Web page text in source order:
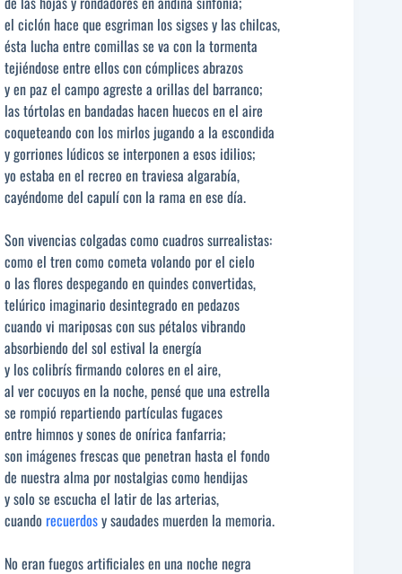
el ciclón hace que esgriman los sigses y las chilcas,
ésta lucha entre comillas se va con la tormenta
tejiéndose entre ellos con cómplices abrazos
y en paz el campo agreste a orillas del barranco;
las tórtolas en bandadas hacen huecos en el aire
coqueteando con los mirlos jugando a la escondida
y gorriones lúdicos se interponen a esos idilios;
yo estaba en el recreo en traviesa algarabía,
cayéndome del capulí con la rama en ese día.
Son vivencias colgadas como cuadros surrealistas:
como el tren como cometa volando por el cielo
o las flores despegando en quindes convertidas,
telúrico imaginario desintegrado en pedazos
cuando vi mariposas con sus pétalos vibrando
absorbiendo del sol estival la energía
y los colibrís firmando colores en el aire,
al ver cocuyos en la noche, pensé que una estrella
se rompió repartiendo partículas fugaces
entre himnos y sones de onírica fanfarria;
son imágenes frescas que penetran hasta el fondo
de nuestra alma por nostalgias como hendijas
y solo se escucha el latir de las arterias,
cuando recuerdosy saudades muerden la memoria.
No eran fuegos artificiales en una noche negra